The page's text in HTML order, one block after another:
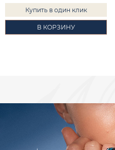
Купить в один клик
В КОРЗИНУ